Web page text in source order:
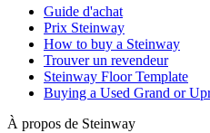
Guide d'achat
Prix Steinway
How to buy a Steinway
Trouver un revendeur
Steinway Floor Template
Buying a Used Grand or
À propos de Steinway